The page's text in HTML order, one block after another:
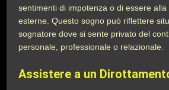
sentimenti di impotenza o di essere
esterne. Questo sogno può riflettere
sognatore dove si sente privato del
personale, professionale o relazionale.
Assistere a un